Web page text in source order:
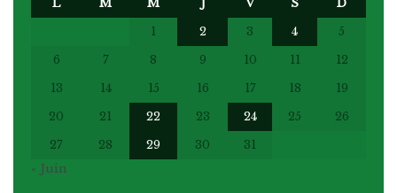
L M M J V S
D
1
2 3 4
5
6
7 8 9 10 11
12
13
14 15 16 17 18
19
20
21 22 23 24 25
26
27
28 29 30
31
« Juin